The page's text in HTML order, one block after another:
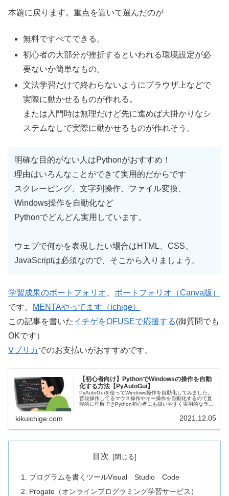
本題に戻ります。重点を置いて選んだのが
無料ですべてできる。
初心者の大部分が挫折するといわれる環境設定が必
要ないか簡単なもの。
文法学習だけで終わらないようにプラウザ上などで
実際に動かせるものが作れる。
または入門時は無理だけど先に進めば大掛かりなシ
ステムなしで実際に動かせるものが作れそう。
明確な目的がない人はPythonがおすすめ！
理由はいろんなことができて実用的だからです
スクレーピング、文字列操作、ファイル変換、
Windows操作を自動化など
Pythonでどんどん実用しています。
ウェブで何かを表現したい場合はHTML、CSS、
JavaScriptは必須なので、そこから入りましょう。
学習成果のポートフォリオ
ポートフォリオ（Canva版）
です。
MENTAやってます（ichige）
この記事を書いたイチゲをOFUSEで応援する(御質問でも
OKです）
Vプリカでのお支払いがおすすめです。
【初心者向け】PythonでWindowsの操作を自動
化する方法【PyAutoGui】
PyAutoGuiを使ってWindows操作を自動化してみました。
普段操作してるマウス操作やキー操作を自動化するので直
観的に理解できPython初心者にも扱いやすく実用的なライ
kikuichige.com 2021.12.05
目次
プログラムを書くツールVisual Studio Code
Progate（オンラインプログラミング学習サービス）